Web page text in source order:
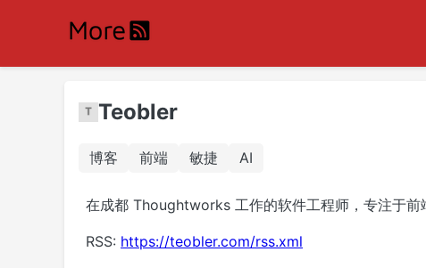
Teobler
博客 前端 敏捷 AI
在成都 Thoughtworks 工作的软件工程师，专注于前
RSS: https://teobler.com/rss.xml